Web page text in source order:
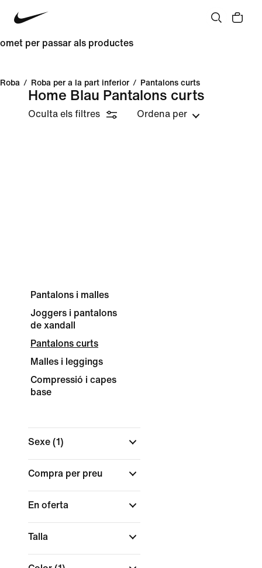
omet per passar als productes
Roba / Roba per a la part inferior / Pantalons curts
Home Blau Pantalons curts
Oculta els filtres Ordena per
Pantalons i malles
Joggers i pantalons
de xandall
Pantalons curts
Malles i leggings
Compressió i capes
base
Sexe (1)
Compra per preu
En oferta
Talla